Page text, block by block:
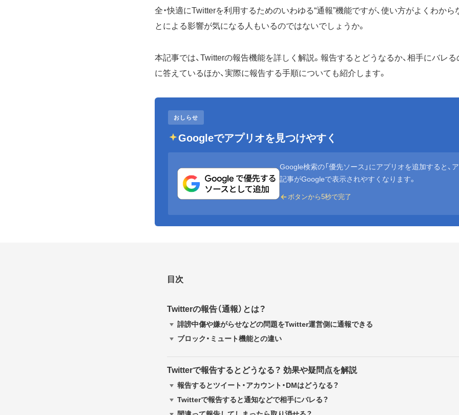
全・快適にTwitterを利用するためのいわゆる“通報”機能ですが、使い方がよくわから
とによる影響が気になる人もいるのではないでしょうか。
本記事では、Twitterの報告機能を詳しく解説。報告するとどうなるか、相手にバレ
に答えているほか、実際に報告する手順についても紹介します。
おしらせ
Googleでアプリオを見つけやすく
Google検索の「優先ソース」にアプリオを追加すると、
記事がGoogleで表示されやすくなります。
ボタンから5秒で完了
目次
Twitterの報告（通報）とは？
誹謗中傷や嫌がらせなどの問題をTwitter運営側に通報できる
ブロック・ミュート機能との違い
Twitterで報告するとどうなる？ 効果や疑問点を解説
報告するとツイート・アカウント・DMはどうなる？
Twitterで報告すると通知などで相手にバレる？